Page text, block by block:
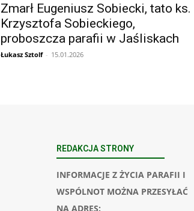
Zmarł Eugeniusz Sobiecki, tato ks.
Krzysztofa Sobieckiego,
proboszcza parafii w Jaśliskach
Łukasz Sztolf - 15.01.2026
REDAKCJA STRONY
INFORMACJE Z ŻYCIA PARAFII I
WSPÓLNOT MOŻNA PRZESYŁAĆ
NA ADRES: